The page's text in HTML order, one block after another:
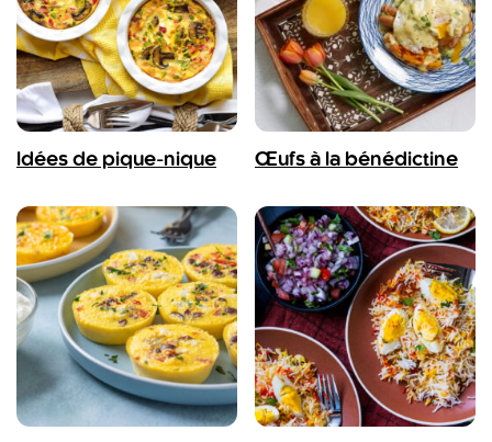
Idées de pique-nique Œufs à la bénédictine